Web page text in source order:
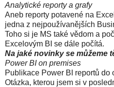
Analytické reporty a grafy
Aneb reporty potavené na
jedna z nejpoužívanějších
Toho si je MS také vědom a
Excelovým BI se dále počítá.
Na jaké novinky se můžeme
Power BI on premises
Publikace Power BI reportů do
Otázka, kterou jsem si v